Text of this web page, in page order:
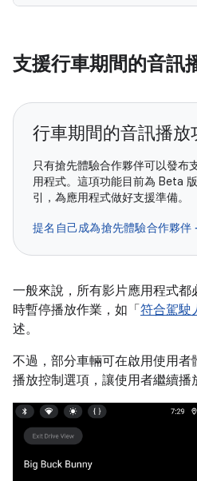
支援行車期間的音訊
行車期間的音訊播放
只有搶先體驗合作夥伴可以發布
用程式。這項功能目前為 Beta
引，為應用程式做好支援準備。
提名自己成為搶先體驗合作夥
一般來說，所有影片應用程式都
時暫停播放作業，如「 符合駕駛
述。
不過，部分車輛可在啟用使用
播放控制選項，讓使用者繼續播